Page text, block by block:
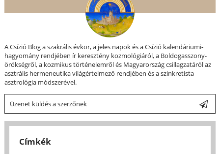
A Csízió Blog a szakrális évkör, a jeles napok és a Csízió kalendáriumi-
hagyomány rendjében ír keresztény kozmológiáról, a Boldogasszony-
örökségről, a kozmikus történelemről és Magyarország csillagzatáról az
asztrális hermeneutika világértelmező rendjében és a szinkretista
asztrológia módszerével.
Üzenet küldés a szerzőnek
Címkék